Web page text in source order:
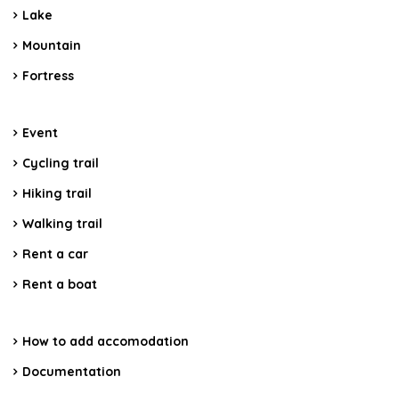
Lake
Mountain
Fortress
Event
Cycling trail
Hiking trail
Walking trail
Rent a car
Rent a boat
How to add accomodation
Documentation